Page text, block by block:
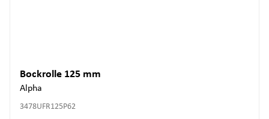
Bockrolle 125 mm
Alpha
3478UFR125P62